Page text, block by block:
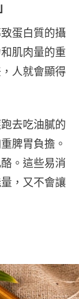
蛋白質的攝
肌肉量的重
人就會顯得
去吃油膩的
脾胃負擔。
。這些易消
，又不會讓